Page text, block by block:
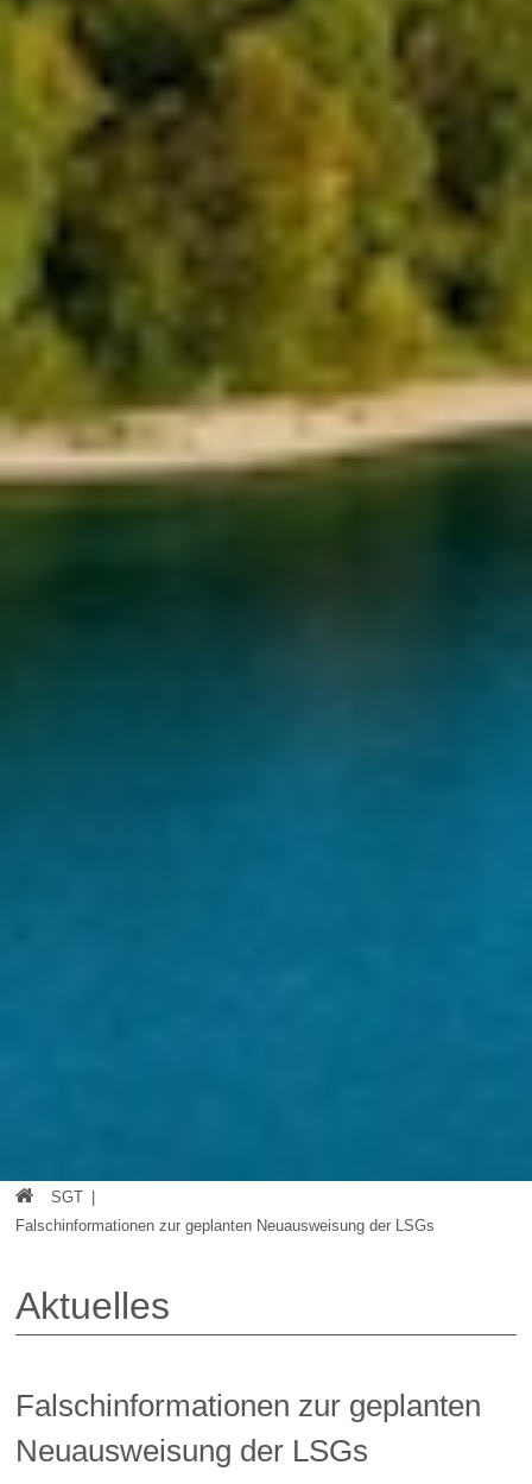
SGT |
Falschinformationen zur geplanten Neuausweisung der LSGs
Aktuelles
Falschinformationen zur geplanten
Neuausweisung der LSGs